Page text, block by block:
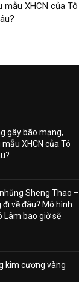
mẫu XHCN của Tô
gây bão mạng,
XHCN của Tô
Sheng Thao –
đi về đâu? Mô hình
Lâm bao giờ sẽ
kim cương vàng